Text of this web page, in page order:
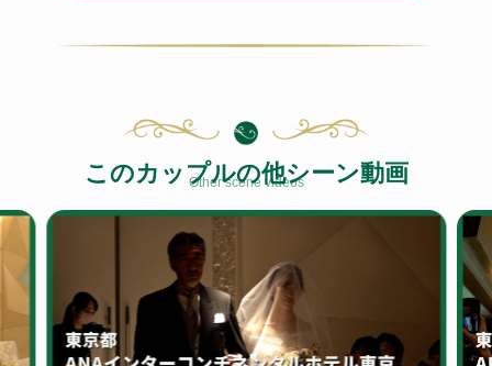
Other scene videos
このカップルの他シーン動画